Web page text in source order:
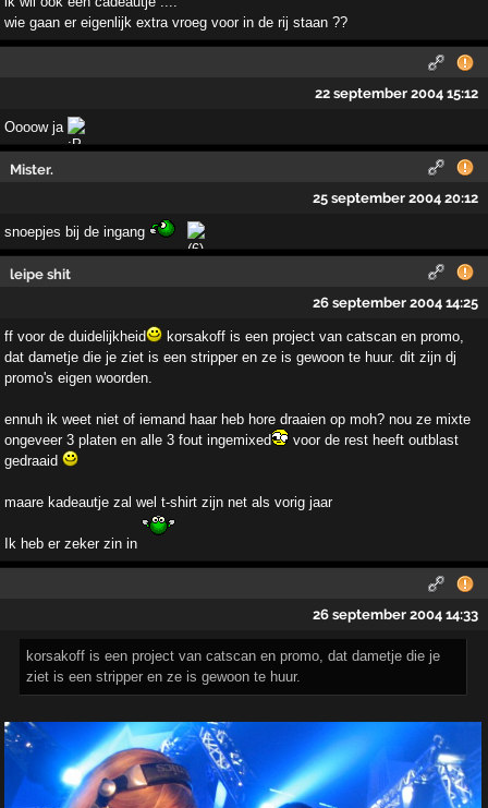
wie gaan er eigenlijk extra vroeg voor in de rij staan ??
22 september 2004 15:12
Oooow ja
Mister.
25 september 2004 20:12
snoepjes bij de ingang
leipe shit
26 september 2004 14:25
ff voor de duidelijkheid
korsakoff is een project van catscan en promo,
dat dametje die je ziet is een stripper en ze is gewoon te huur. dit zijn dj
promo's eigen woorden.
ennuh ik weet niet of iemand haar heb hore draaien op moh? nou ze mixte
ongeveer 3 platen en alle 3 fout ingemixed
voor de rest heeft outblast
gedraaid
maare kadeautje zal wel t-shirt zijn net als vorig jaar
Ik heb er zeker zin in
26 september 2004 14:33
korsakoff is een project van catscan en promo, dat dametje die je
ziet is een stripper en ze is gewoon te huur.